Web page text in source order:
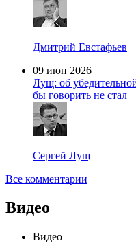
Дмитрий Евстафьев
09 июн 2026
Лущ: об
бы говорить не стал
Сергей Лущ
Все комментарии
Видео
Видео